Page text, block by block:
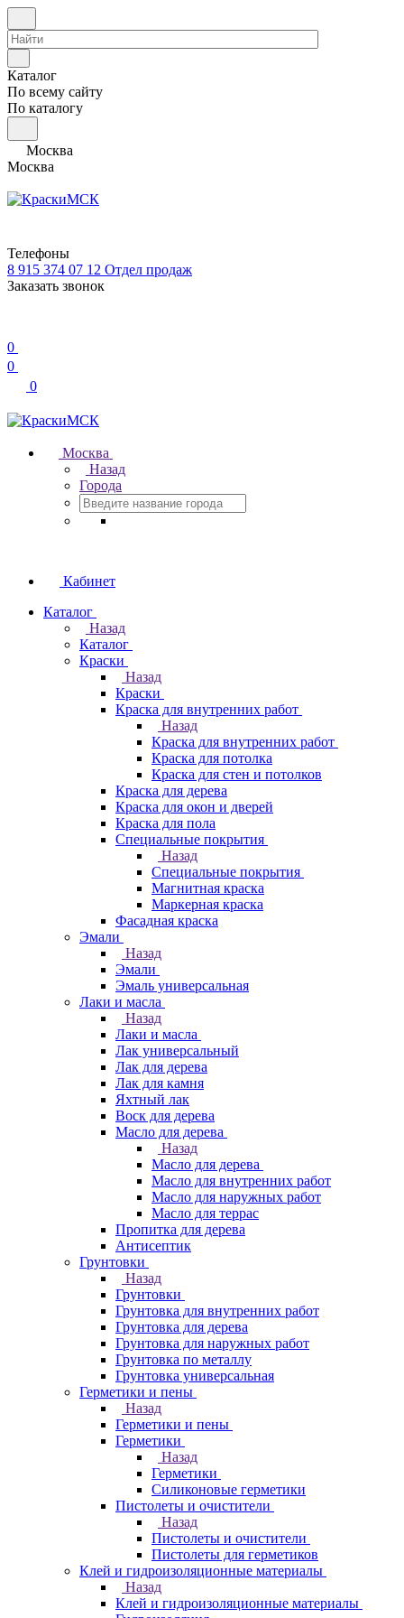
Каталог
По всему сайту
По каталогу
Москва
Москва
Телефоны
8 915 374 07 12 Отдел продаж
Заказать звонок
0
0
0
Москва
Назад
Города
Кабинет
Каталог
Назад
Каталог
Краски
Назад
Краски
Краска для внутренних работ
Назад
Краска для внутренних работ
Краска для потолка
Краска для стен и потолков
Краска для дерева
Краска для окон и дверей
Краска для пола
Специальные покрытия
Назад
Специальные покрытия
Магнитная краска
Маркерная краска
Фасадная краска
Эмали
Назад
Эмали
Эмаль универсальная
Лаки и масла
Назад
Лаки и масла
Лак универсальный
Лак для дерева
Лак для камня
Яхтный лак
Воск для дерева
Масло для дерева
Назад
Масло для дерева
Масло для внутренних работ
Масло для наружных работ
Масло для террас
Пропитка для дерева
Антисептик
Грунтовки
Назад
Грунтовки
Грунтовка для внутренних работ
Грунтовка для дерева
Грунтовка для наружных работ
Грунтовка по металлу
Грунтовка универсальная
Герметики и пены
Назад
Герметики и пены
Герметики
Назад
Герметики
Силиконовые герметики
Пистолеты и очистители
Назад
Пистолеты и очистители
Пистолеты для герметиков
Клей и гидроизоляционные материалы
Назад
Клей и гидроизоляционные материалы